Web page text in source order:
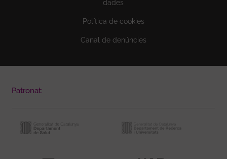
dades
Política de cookies
Canal de denúncies
Patronat: